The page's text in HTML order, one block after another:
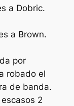
a Dobric.
a Brown.
por
robado el
de banda.
2